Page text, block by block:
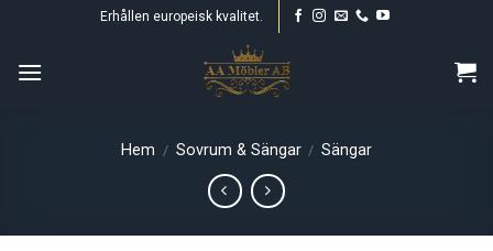
content
Erhållen europeisk kvalitet.
Hem / Sovrum & Sängar / Sängar